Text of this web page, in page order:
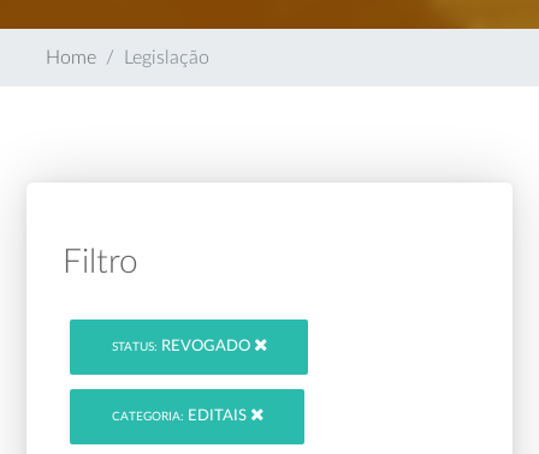
Home Legislação
Filtro
STATUS: REVOGADO
CATEGORIA: EDITAIS